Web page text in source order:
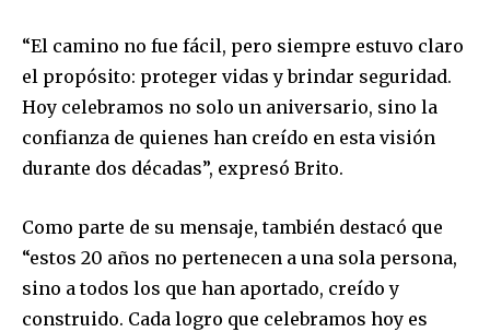
“El camino no fue fácil, pero siempre estuvo claro
el propósito: proteger vidas y brindar seguridad.
Hoy celebramos no solo un aniversario, sino la
confianza de quienes han creído en esta visión
durante dos décadas”, expresó Brito.
Como parte de su mensaje, también destacó que
“estos 20 años no pertenecen a una sola persona,
sino a todos los que han aportado, creído y
construido. Cada logro que celebramos hoy es